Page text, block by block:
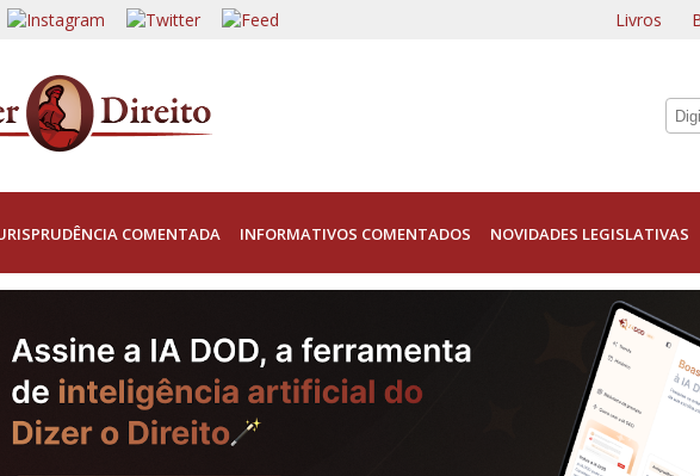
Livros
COMENTADA INFORMATIVOS COMENTADOS NOVIDADES LEGISLATIVAS